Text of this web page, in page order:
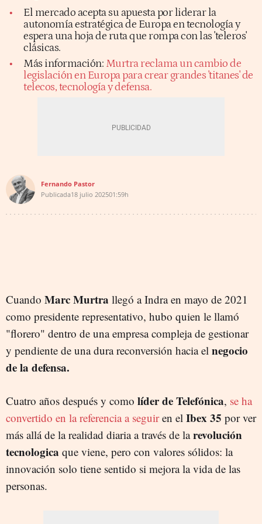
El mercado acepta su apuesta por liderar la
autonomía estratégica de Europa en tecnología y
espera una hoja de ruta que rompa con las 'teleros'
clásicas.
Más información: Murtra reclama un cambio de
legislación en Europa para crear grandes 'titanes' de
telecos, tecnología y defensa.
Fernando Pastor
Publicada18 julio 202501:59h
Cuando Marc Murtra llegó a Indra en mayo de 2021
como presidente representativo, hubo quien le llamó
"florero" dentro de una empresa compleja de gestionar
y pendiente de una dura reconversión hacia el negocio
de la defensa.
Cuatro años después y como líder de Telefónica, se ha
convertido en la referencia a seguiren el Ibex 35 por ver
más allá de la realidad diaria a través de larevolución
tecnologica que viene, pero con valores sólidos: la
innovación solo tiene sentido si mejora la vida de las
personas.